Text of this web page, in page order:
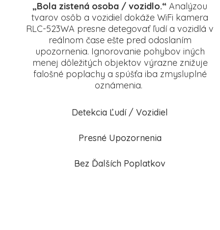
„Bola zistená osoba / vozidlo.“ Analýzou
tvarov osôb a vozidiel dokáže WiFi kamera
RLC-523WA presne detegovať ľudí a vozidlá v
reálnom čase ešte pred odoslaním
upozornenia. Ignorovanie pohybov iných
menej dôležitých objektov výrazne znižuje
falošné poplachy a spúšťa iba zmysluplné
oznámenia.
Detekcia Ľudí / Vozidiel
Presné Upozornenia
Bez Ďalších Poplatkov